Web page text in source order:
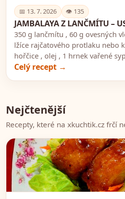
📅 13. 7. 2026 👁 135
JAMBALAYA Z LANČMÍTU –
350 g lančmítu , 60 g ovesných
lžíce rajčatového protlaku nebo
hořčice , olej , 1 hrnek vařené
Celý recept →
Nejčtenější
Recepty, které na xkuchtik.cz frčí